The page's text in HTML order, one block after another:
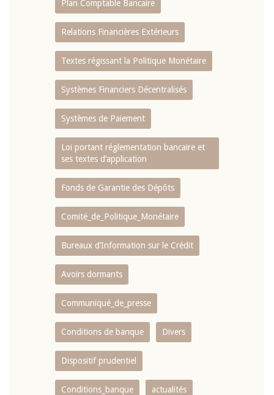
Plan Comptable Bancaire
Relations Financières Extérieurs
Textes régissant la Politique Monétaire
Systèmes Financiers Décentralisés
Systèmes de Paiement
Loi portant réglementation bancaire et
ses textes d’application
Fonds de Garantie des Dépôts
Comité_de_Politique_Monétaire
Bureaux d’Information sur le Crédit
Avoirs dormants
Communiqué_de_presse
Conditions de banque Divers
Dispositif prudentiel
Conditions_banque actualités